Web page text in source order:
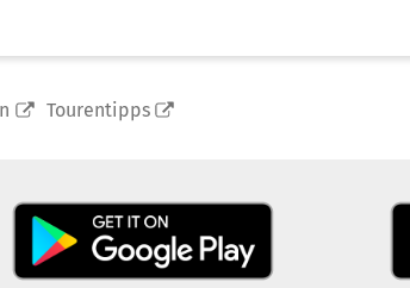
Tourentipps